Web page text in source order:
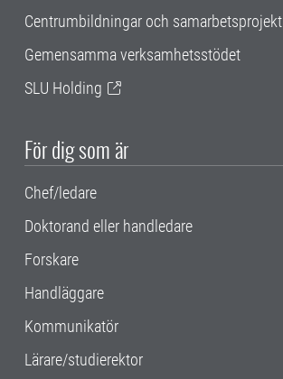
Centrumbildningar och samarbetsprojekt
Gemensamma verksamhetsstödet
SLU Holding
För dig som är
Chef/ledare
Doktorand eller handledare
Forskare
Handläggare
Kommunikatör
Lärare/studierektor